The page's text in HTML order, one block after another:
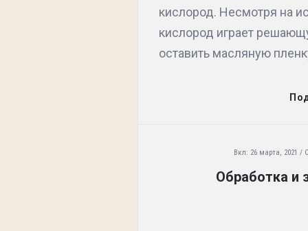
кислород. Несмотря на
кислород играет
оставить масляную
Вкл: 26 марта, 2021
Обработка и